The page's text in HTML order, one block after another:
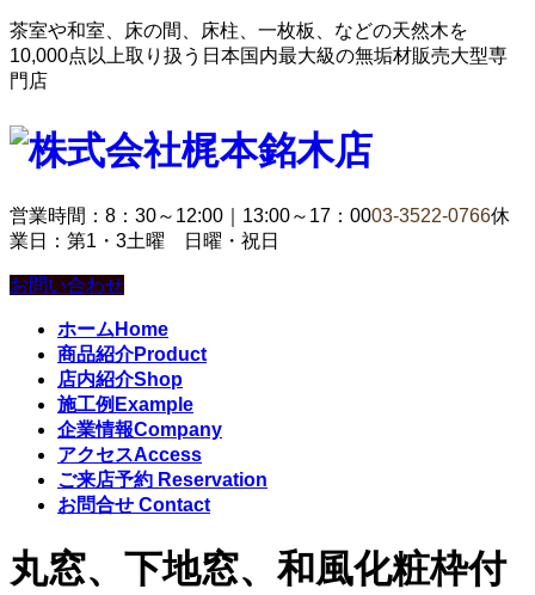
茶室や和室、床の間、床柱、一枚板、などの天然木を
10,000点以上取り扱う日本国内最大級の無垢材販売大型専
門店
営業時間：8：30～12:00｜13:00～17：0003-3522-0766休
業日：第1・3土曜 日曜・祝日
お問い合わせ
ホーム Home
商品紹介Product
店内紹介Shop
施工例 Example
企業情報Company
アクセスAccess
ご来店予約 Reservation
お問合せ Contact
丸窓、下地窓、和風化粧枠付